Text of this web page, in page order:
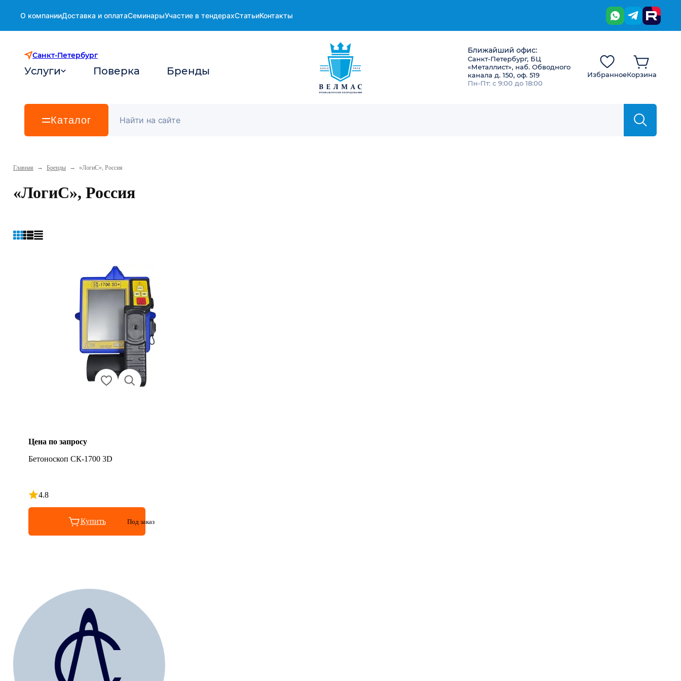
О компанииДоставка и оплатаСеминарыУчастие в тендерахСтатьиКонтакты
Санкт-Петербург
Услуги Поверка Бренды
Ближайший офис:
Санкт-Петербург, БЦ
«Металлист», наб. Обводного
канала д. 150, оф. 519
Пн-Пт: с 9:00 до 18:00
ИзбранноеКорзина
Каталог
Главная → Бренды → «ЛогиС», Россия
«ЛогиС», Россия
Цена по запросу
Бетоноскоп СК-1700 3D
4.8
Рейтинг 4.8 из 5
Купить Под заказ